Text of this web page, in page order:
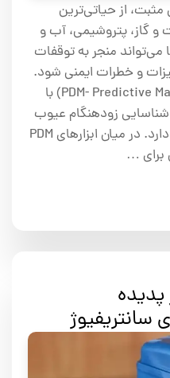
از حیاتی‌ترین
و گاز، پتروشیمی، آب و
منجر به توقفات
و خطرات ایمنی شود.
نگهداری پیش‌بینانه ( PDM- Predictive Maintenance) با
شناسایی زودهنگام عیوب
قبل از تبدیل شدن به بحران تمرکز دارد. در میان ابزارهای PDM
برای …